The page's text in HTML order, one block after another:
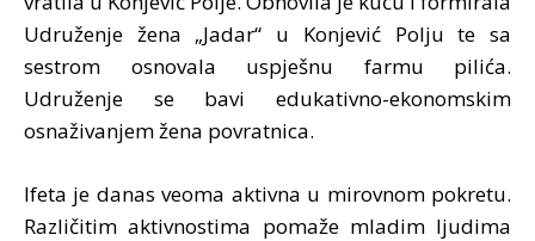
Udruženje žena „Jadar“ u Konjević Polju te sa
sestrom osnovala uspješnu farmu pilića.
Udruženje se bavi edukativno-ekonomskim
osnaživanjem žena povratnica.
Ifeta je danas veoma aktivna u mirovnom pokretu.
Različitim aktivnostima pomaže mladim ljudima